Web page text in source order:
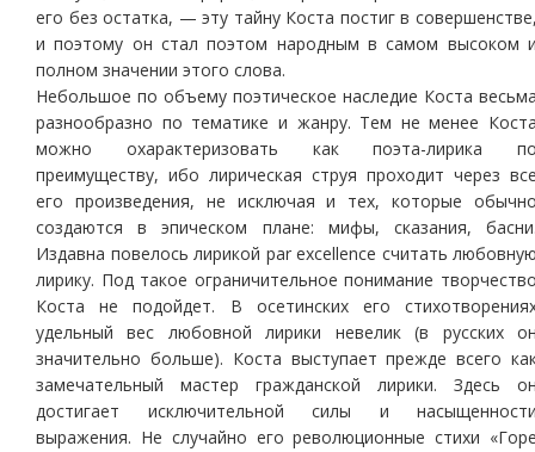
его без остатка, — эту тайну Коста постиг в
и поэтому он стал поэтом народным в самом высоком
полном значении этого слова.
Небольшое по объему поэтическое наследие Коста
разнообразно по тематике и жанру. Тем не менее
можно охарактеризовать как поэта-лирика
преимуществу, ибо лирическая струя проходит через
его произведения, не исключая и тех, которые
создаются в эпическом плане: мифы, сказания,
Издавна повелось лирикой par excellence считать
лирику. Под такое ограничительное понимание
Коста не подойдет. В осетинских его
удельный вес любовной лирики невелик (в русских
значительно больше). Коста выступает прежде всего
замечательный мастер гражданской лирики. Здесь
достигает исключительной силы и
выражения. Не случайно его революционные стихи